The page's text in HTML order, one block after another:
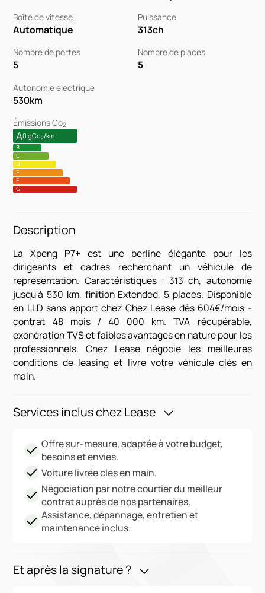
Boîte de vitesse
Automatique
Puissance
313ch
Nombre de portes
5
Nombre de places
5
Autonomie électrique
530km
Émissions Co2
A0 gCo2/km
B
C
D
E
F
G
Description
La Xpeng P7+ est une berline élégante pour les
dirigeants et cadres recherchant un véhicule de
représentation. Caractéristiques : 313 ch, autonomie
jusqu'à 530 km, finition Extended, 5 places. Disponible
en LLD sans apport chez Chez Lease dès 604€/mois -
contrat 48 mois / 40 000 km. TVA récupérable,
exonération TVS et faibles avantages en nature pour les
professionnels. Chez Lease négocie les meilleures
conditions de leasing et livre votre véhicule clés en
main.
Services inclus chez Lease
Offre sur-mesure, adaptée à votre budget,
besoins et envies.
Voiture livrée clés en main.
Négociation par notre courtier du meilleur
contrat auprès de nos partenaires.
Assistance, dépannage, entretien et
maintenance inclus.
Et après la signature ?